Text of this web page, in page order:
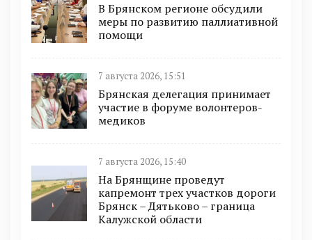
В Брянском регионе обсудили
меры по развитию паллиативной
помощи
7 августа 2026, 15:51
Брянская делегация принимает
участие в форуме волонтеров-
медиков
7 августа 2026, 15:40
На Брянщине проведут
капремонт трех участков дороги
Брянск – Дятьково – граница
Калужской области